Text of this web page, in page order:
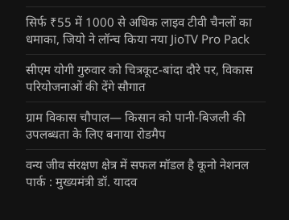
सिर्फ ₹55 में 1000 से अधिक लाइव टीवी चैनलों का
धमाका, जियो ने लॉन्च किया नया JioTV Pro Pack
सीएम योगी गुरुवार को चित्रकूट-बांदा दौरे पर, विकास
परियोजनाओं की देंगे सौगात
ग्राम विकास चौपाल— किसान को पानी-बिजली की
उपलब्धता के लिए बनाया रोडमैप
वन्य जीव संरक्षण क्षेत्र में सफल मॉडल है कूनो नेशनल
पार्क : मुख्यमंत्री डॉ. यादव